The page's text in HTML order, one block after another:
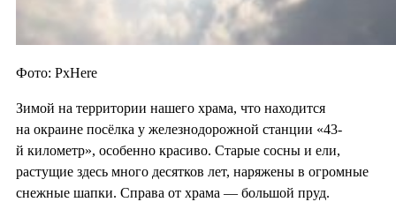
Фото: PxHere
Зимой на территории нашего храма, что находится
на окраине посёлка у железнодорожной станции «43-
й километр», особенно красиво. Старые сосны и ели,
растущие здесь много десятков лет, наряжены в огромные
снежные шапки. Справа от храма — большой пруд.